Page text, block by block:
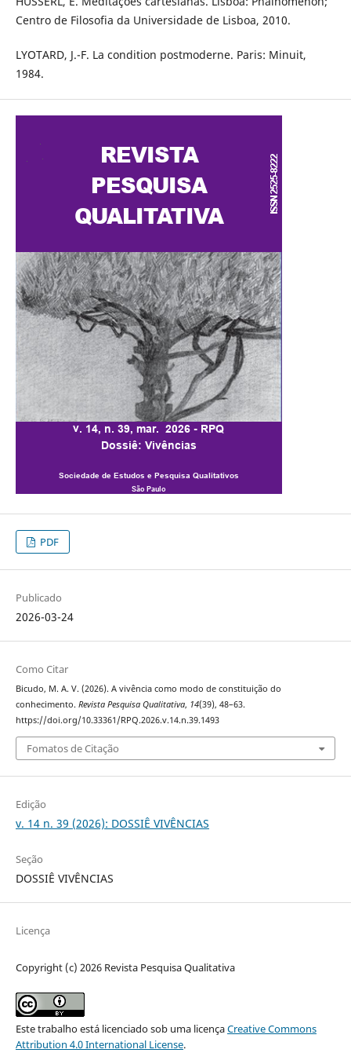
Centro de Filosofia da Universidade de Lisboa, 2010.
LYOTARD, J.-F. La condition postmoderne. Paris: Minuit,
1984.
PDF
Publicado
2026-03-24
Como Citar
Bicudo, M. A. V. (2026). A vivência como modo de constituição do
conhecimento. Revista Pesquisa Qualitativa, 14(39), 48–63.
https://doi.org/10.33361/RPQ.2026.v.14.n.39.1493
Fomatos de Citação
Edição
v. 14 n. 39 (2026): DOSSIÊ VIVÊNCIAS
Seção
DOSSIÊ VIVÊNCIAS
Licença
Copyright (c) 2026 Revista Pesquisa Qualitativa
Este trabalho está licenciado sob uma licençaCreative Commons
Attribution 4.0 International License.